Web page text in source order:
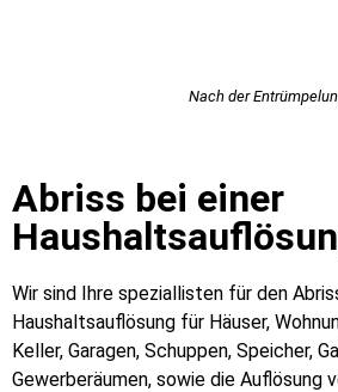
Nach der
Abriss bei einer
Wir sind Ihre speziallisten für den
Haushaltsauflösung für Häuser,
Keller, Garagen, Schuppen, Speicher,
Gewerberäumen, sowie die Auflösung